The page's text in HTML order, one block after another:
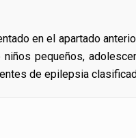
en el apartado
pequeños,
de epilepsia